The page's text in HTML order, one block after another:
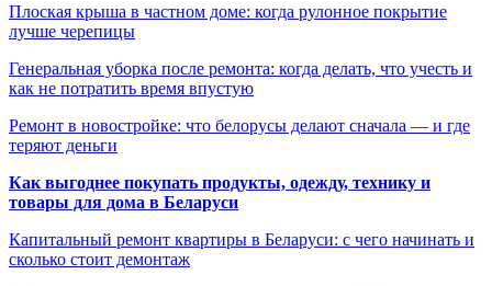
Плоская крыша в частном доме: когда рулонное покрытие
лучше черепицы
Генеральная уборка после ремонта: когда делать, что учесть и
как не потратить время впустую
Ремонт в новостройке: что белорусы делают сначала — и где
теряют деньги
Как выгоднее покупать продукты, одежду, технику и
товары для дома в Беларуси
Капитальный ремонт квартиры в Беларуси: с чего начинать и
сколько стоит демонтаж